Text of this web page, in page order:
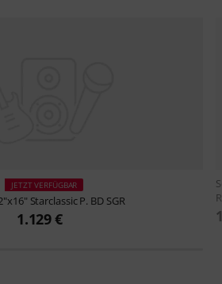
JETZT VERFÜGBAR
Starclassic P. BD SGR
1.129 €